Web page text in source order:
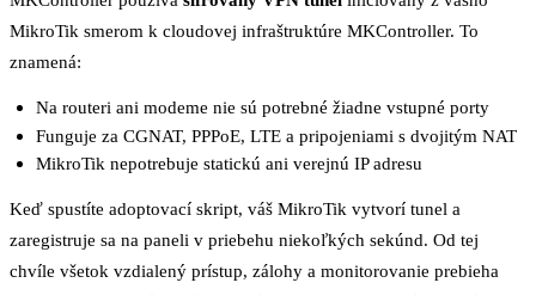
MikroTik smerom k cloudovej infraštruktúre MKController. To
znamená:
Na routeri ani modeme nie sú potrebné žiadne vstupné porty
Funguje za CGNAT, PPPoE, LTE a pripojeniami s dvojitým NAT
MikroTik nepotrebuje statickú ani verejnú IP adresu
Keď spustíte adoptovací skript, váš MikroTik vytvorí tunel a
zaregistruje sa na paneli v priebehu niekoľkých sekúnd. Od tej
chvíle všetok vzdialený prístup, zálohy a monitorovanie prebieha